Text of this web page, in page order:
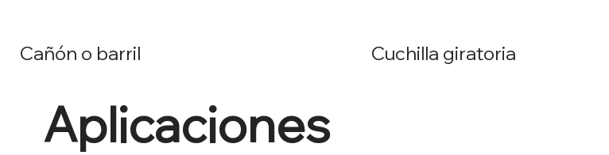
Cañón o barril Cuchilla giratoria
Aplicaciones